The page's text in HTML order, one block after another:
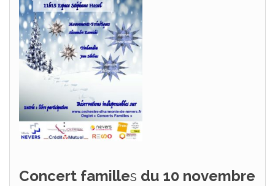
Concert familles du 10 novembre